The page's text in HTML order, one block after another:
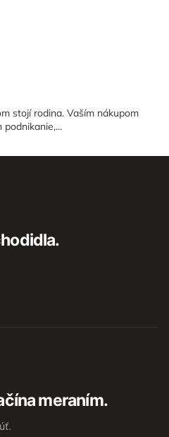
stojí rodina. Vaším nákupom
meraním.